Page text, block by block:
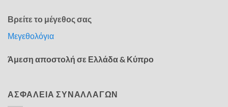
Βρείτε το μέγεθος σας
Μεγεθολόγια
Άμεση αποστολή σε Ελλάδα & Κύπρο
ΑΣΦΑΛΕΙΑ ΣΥΝΑΛΛΑΓΩΝ